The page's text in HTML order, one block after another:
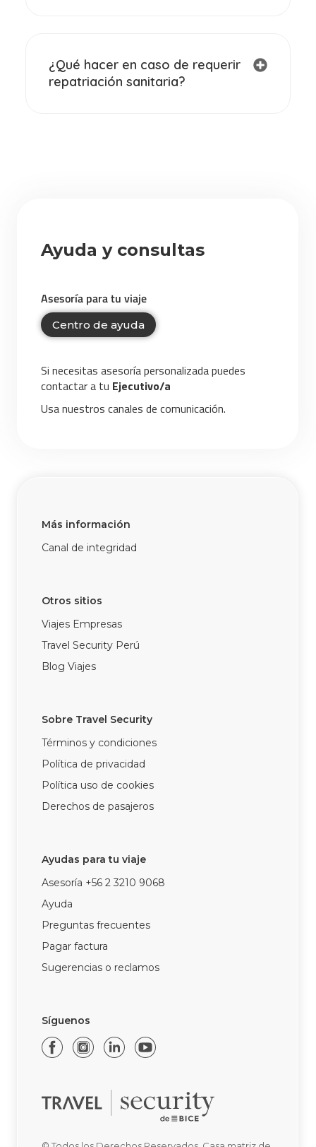
¿Qué hacer en caso de requerir
repatriación sanitaria?
Ayuda y consultas
Asesoría para tu viaje
Centro de ayuda
Si necesitas asesoría personalizada puedes
contactar a tu Ejecutivo/a
Usa nuestros canales de comunicación.
Más información
Canal de integridad
Otros sitios
Viajes Empresas
Travel Security Perú
Blog Viajes
Sobre Travel Security
Términos y condiciones
Política de privacidad
Política uso de cookies
Derechos de pasajeros
Ayudas para tu viaje
Asesoría +56 2 3210 9068
Ayuda
Preguntas frecuentes
Pagar factura
Sugerencias o reclamos
Síguenos